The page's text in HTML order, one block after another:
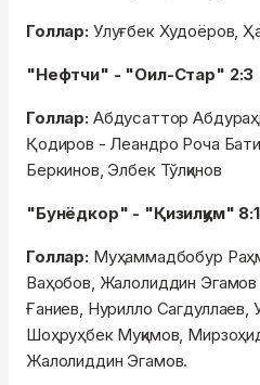
Голлар:Улуғбек Худоёров,
"Нефтчи" - "Оил-Стар" 2:3
Голлар:Абдусаттор
Қодиров - Леандро Роча
Беркинов, Элбек Тўлқинов
"Бунёдкор" - "Қизилқум" 8:1
Голлар: Муҳаммадбобур
Ваҳобов, Жалолиддин Эгамов
Ғаниев, Нурилло
Шоҳруҳбек Муқимов,
Жалолиддин Эгамов.